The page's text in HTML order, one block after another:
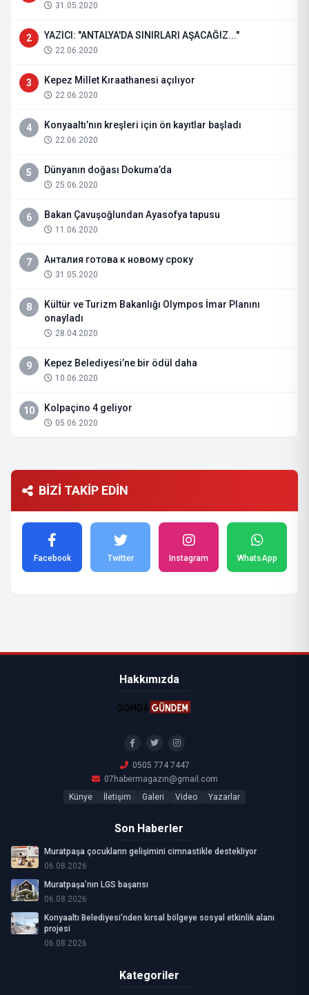
31.05.2020
2 YAZICI: "ANTALYA'DA SINIRLARI AŞACAĞIZ..."
22.06.2020
3 Kepez Millet Kıraathanesi açılıyor
22.06.2020
4 Konyaaltı’nın kreşleri için ön kayıtlar başladı
22.06.2020
5 Dünyanın doğası Dokuma’da
25.06.2020
6 Bakan Çavuşoğlundan Ayasofya tapusu
11.06.2020
7 Анталия готова к новому сроку
31.05.2020
8
Kültür ve Turizm Bakanlığı Olympos İmar Planını
onayladı
28.04.2020
9 Kepez Belediyesi’ne bir ödül daha
10.06.2020
10 Kolpaçino 4 geliyor
05.06.2020
BİZİ TAKİP EDİN
Facebook Twitter Instagram WhatsApp
Hakkımızda
0505 774 7447
07habermagazin@gmail.com
Künye
İletişim Galeri Video Yazarlar
Son Haberler
Muratpaşa çocukların gelişimini cimnastikle destekliyor
06.08.2026
Muratpaşa’nın LGS başarısı
06.08.2026
Konyaaltı Belediyesi'nden kırsal bölgeye sosyal etkinlik alanı
projesi
06.08.2026
Kategoriler